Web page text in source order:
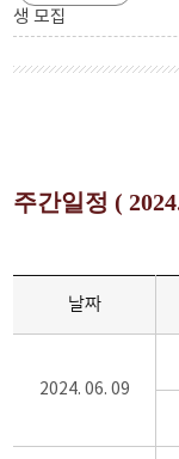
생 모집
주간일정 (
날짜
2024. 06. 09